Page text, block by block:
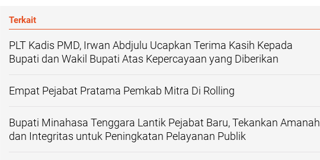
Terkait
PLT Kadis PMD, Irwan Abdjulu Ucapkan Terima Kasih Kepada
Bupati dan Wakil Bupati Atas Kepercayaan yang Diberikan
Empat Pejabat Pratama Pemkab Mitra Di Rolling
Bupati Minahasa Tenggara Lantik Pejabat Baru, Tekankan Amanah
dan Integritas untuk Peningkatan Pelayanan Publik